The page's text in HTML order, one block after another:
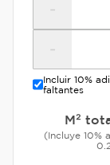
-
-
Incluir 10%
faltantes
M²
(Incluye 10%